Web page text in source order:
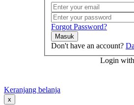
Forgot Password?
Masuk
Don't have an account?
Login
Keranjang belanja
x